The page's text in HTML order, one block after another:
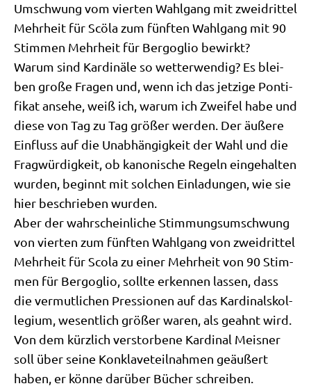
Umschwung vom vier­ten Wahl­gang mit zwei­drit­tel
Mehr­heit für Scö­la zum fünf­ten Wahl­gang mit 90
Stim­men Mehr­heit für Berg­o­glio bewirkt?
War­um sind Kar­di­nä­le so wet­ter­wen­dig? Es blei­
ben gro­ße Fra­gen und, wenn ich das jet­zi­ge Pon­ti­
fi­kat anse­he, weiß ich, war­um ich Zwei­fel habe und
die­se von Tag zu Tag grö­ßer wer­den. Der äuße­re
Ein­fluss auf die Unab­hän­gig­keit der Wahl und die
Frag­wür­dig­keit, ob kano­ni­sche Regeln ein­ge­hal­ten
wur­den, beginnt mit sol­chen Ein­la­dun­gen, wie sie
hier beschrie­ben wurden.
Aber der wahr­schein­li­che Stim­mungs­um­schwung
von vier­ten zum fünf­ten Wahl­gang von zwei­drit­tel
Mehr­heit für Sco­la zu einer Mehr­heit von 90 Stim­
men für Berg­o­glio, soll­te erken­nen las­sen, dass
die ver­mut­li­chen Pres­sio­nen auf das Kar­di­nals­kol­
le­gi­um, wesent­lich grö­ßer waren, als geahnt wird.
Von dem kürz­lich ver­stor­be­ne Kar­di­nal Meis­ner
soll über sei­ne Kon­kla­ve­teil­nah­men geäu­ßert
haben, er kön­ne dar­über Bücher schreiben.